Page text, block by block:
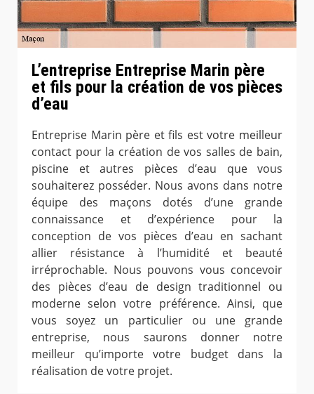
L’entreprise Entreprise Marin père
et fils pour la création de vos pièces
d’eau
Entreprise Marin père et fils est votre meilleur
contact pour la création de vos salles de bain,
piscine et autres pièces d’eau que vous
souhaiterez posséder. Nous avons dans notre
équipe des maçons dotés d’une grande
connaissance et d’expérience pour la
conception de vos pièces d’eau en sachant
allier résistance à l’humidité et beauté
irréprochable. Nous pouvons vous concevoir
des pièces d’eau de design traditionnel ou
moderne selon votre préférence. Ainsi, que
vous soyez un particulier ou une grande
entreprise, nous saurons donner notre
meilleur qu’importe votre budget dans la
réalisation de votre projet.